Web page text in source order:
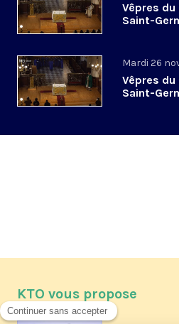
Vêpres
Saint-
Mardi 26
Vêpres
Saint-
KTO vous propose